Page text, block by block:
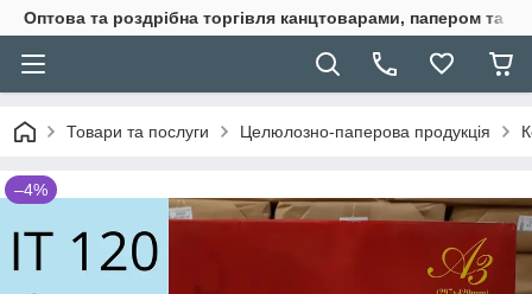
Оптова та роздрібна торгівля канцтоварами, папером та
Товари та послуги Целюлозно-паперова продукція
–4%